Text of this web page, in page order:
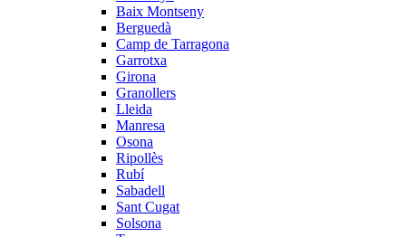
Baix Montseny
Berguedà
Camp de Tarragona
Garrotxa
Girona
Granollers
Lleida
Manresa
Osona
Ripollès
Rubí
Sabadell
Sant Cugat
Solsona